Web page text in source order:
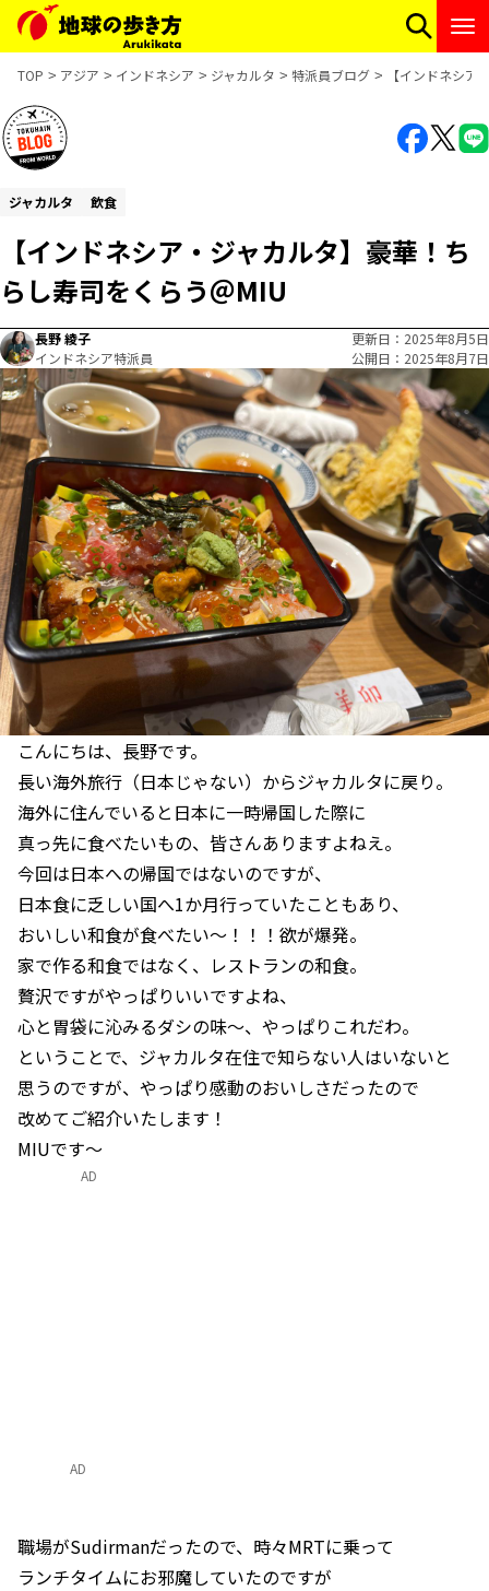
TOP アジア インドネシア ジャカルタ 特派員ブログ 【インドネシア
ジャカルタ 飲食
【インドネシア・ジャカルタ】豪華！ち
らし寿司をくらう＠MIU
長野 綾子
インドネシア特派員
更新日
2025年8月5日
公開日
2025年8月7日
こんにちは、長野です。
長い海外旅行（日本じゃない）からジャカルタに戻り。
海外に住んでいると日本に一時帰国した際に
真っ先に食べたいもの、皆さんありますよねえ。
今回は日本への帰国ではないのですが、
日本食に乏しい国へ1か月行っていたこともあり、
おいしい和食が食べたい～！！！欲が爆発。
家で作る和食ではなく、レストランの和食。
贅沢ですがやっぱりいいですよね、
心と胃袋に沁みるダシの味～、やっぱりこれだわ。
ということで、ジャカルタ在住で知らない人はいないと
思うのですが、やっぱり感動のおいしさだったので
改めてご紹介いたします！
MIUです～
AD
職場がSudirmanだったので、時々MRTに乗って
ランチタイムにお邪魔していたのですが
AD